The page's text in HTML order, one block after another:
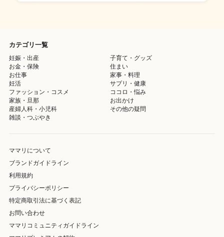
カテゴリ一覧
妊娠・出産
子育て・グッズ
お金・保険
住まい
お仕事
家事・料理
妊活
サプリ・健康
ファッション・コスメ
ココロ・悩み
家族・旦那
お出かけ
産婦人科・小児科
その他の疑問
雑談・つぶやき
ママリについて
ブランドガイドライン
利用規約
プライバシーポリシー
特定商取引法に基づく表記
お問い合わせ
ママリコミュニティガイドライン